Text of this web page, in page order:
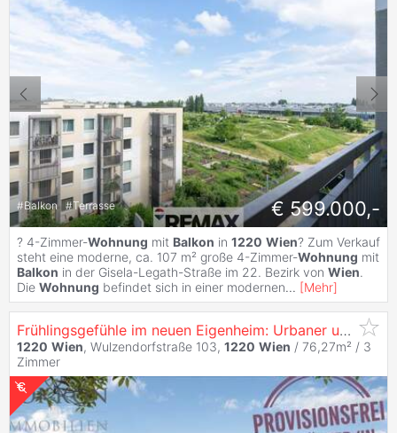
#Balkon #Terrasse € 599.000,-
? 4-Zimmer-Wohnung mit Balkon in 1220 Wien? Zum Verkauf
steht eine moderne, ca. 107 m² große 4-Zimmer-Wohnung mit
Balkon in der Gisela-Legath-Straße im 22. Bezirk von Wien.
Die Wohnung befindet sich in einer modernen... [Mehr]
Frühlingsgefühle im neuen Eigenheim: Urbaner und grüner Wohnluxus! - PROVISIONSFREI FÜR KÄUFER/IN
1220 Wien, Wulzendorfstraße 103, 1220 Wien / 76,27m² / 3
Zimmer